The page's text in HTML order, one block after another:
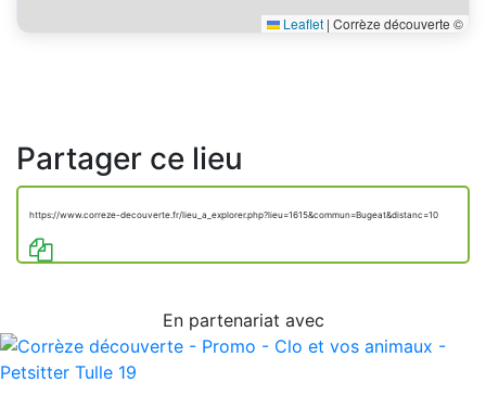
Leaflet | Corrèze découverte ©
Partager ce lieu
https://www.correze-decouverte.fr/lieu_a_explorer.php?lieu=1615&commun=Bugeat&distanc=10
En partenariat avec